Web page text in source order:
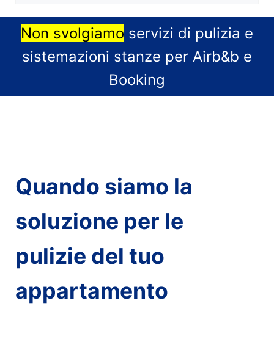
Non svolgiamo servizi di pulizia e
sistemazioni stanze per Airb&b e
Booking
Quando siamo la
soluzione per le
pulizie del tuo
appartamento